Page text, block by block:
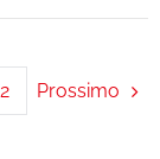
2 Prossimo